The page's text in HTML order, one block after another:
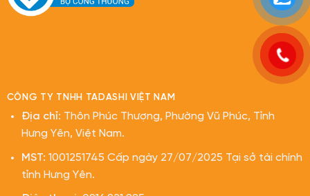
CÔNG TY TNHH TADASHI VIỆT NAM
Địa chỉ: Thôn Phúc Thượng, Phường Vũ Phúc, Tỉnh
Hưng Yên, Việt Nam.
MST: 1001251745 Cấp ngày 27/07/2025 Tại sở tài chính
tỉnh Hưng Yên.